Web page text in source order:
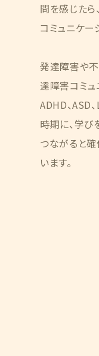
問を感じたら
コミュニケー
発達障害や
達障害コミュ
ADHD、ASD
時期に、学び
つながると確
います。